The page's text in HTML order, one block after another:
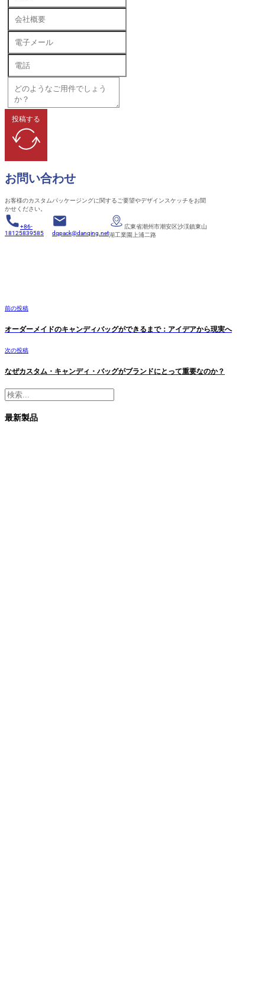
投稿する
お問い合わせ
お客様のカスタムパッケージングに関するご要望やデザインスケッチをお聞
かせください。
+86-
18125839585
dqpack@danqing.net
広東省潮州市潮安区沙渓鎮東山
湖工業園上浦二路
前の投稿
オーダーメイドのキャンディバッグができるまで：アイデアから現実へ
次の投稿
なぜカスタム・キャンディ・バッグがブランドにとって重要なのか？
検
索
最新製品